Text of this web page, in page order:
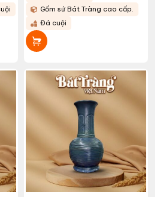
Gốm sứ Bát Tràng cao cấp.
Đá cuội